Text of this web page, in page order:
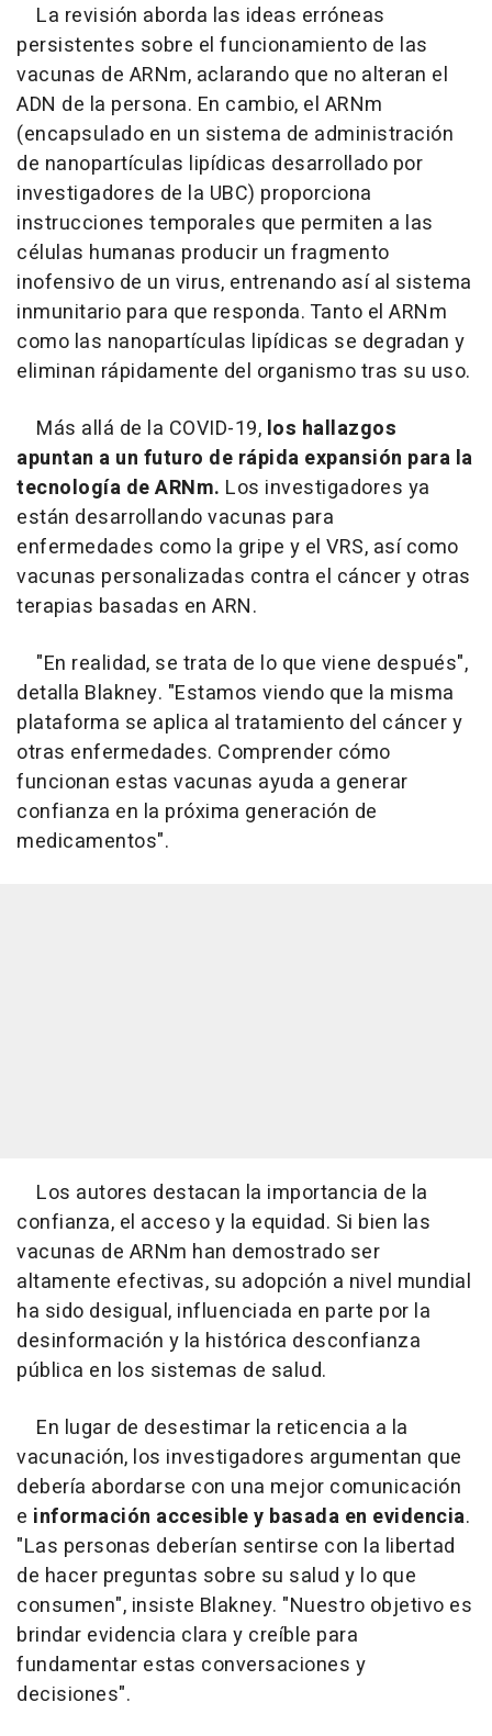
La revisión aborda las ideas erróneas
persistentes sobre el funcionamiento de las
vacunas de ARNm, aclarando que no alteran el
ADN de la persona. En cambio, el ARNm
(encapsulado en un sistema de administración
de nanopartículas lipídicas desarrollado por
investigadores de la UBC) proporciona
instrucciones temporales que permiten a las
células humanas producir un fragmento
inofensivo de un virus, entrenando así al sistema
inmunitario para que responda. Tanto el ARNm
como las nanopartículas lipídicas se degradan y
eliminan rápidamente del organismo tras su uso.
Más allá de la COVID-19, los hallazgos
apuntan a un futuro de rápida expansión para la
tecnología de ARNm. Los investigadores ya
están desarrollando vacunas para
enfermedades como la gripe y el VRS, así como
vacunas personalizadas contra el cáncer y otras
terapias basadas en ARN.
"En realidad, se trata de lo que viene después",
detalla Blakney. "Estamos viendo que la misma
plataforma se aplica al tratamiento del cáncer y
otras enfermedades. Comprender cómo
funcionan estas vacunas ayuda a generar
confianza en la próxima generación de
medicamentos".
Los autores destacan la importancia de la
confianza, el acceso y la equidad. Si bien las
vacunas de ARNm han demostrado ser
altamente efectivas, su adopción a nivel mundial
ha sido desigual, influenciada en parte por la
desinformación y la histórica desconfianza
pública en los sistemas de salud.
En lugar de desestimar la reticencia a la
vacunación, los investigadores argumentan que
debería abordarse con una mejor comunicación
e información accesible y basada en evidencia.
"Las personas deberían sentirse con la libertad
de hacer preguntas sobre su salud y lo que
consumen", insiste Blakney. "Nuestro objetivo es
brindar evidencia clara y creíble para
fundamentar estas conversaciones y
decisiones".